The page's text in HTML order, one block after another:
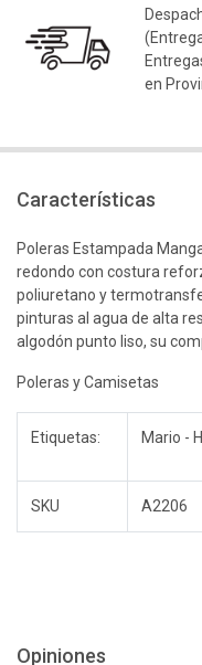
en
Características
Poleras Estampada
redondo con costura
poliuretano y
pinturas al agua de alta
algodón punto liso, su
Poleras y Camisetas
Etiquetas: Mario -
SKU A2206
Opiniones